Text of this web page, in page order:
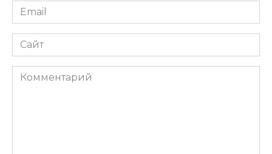
Email
*
Сайт
Комментарий